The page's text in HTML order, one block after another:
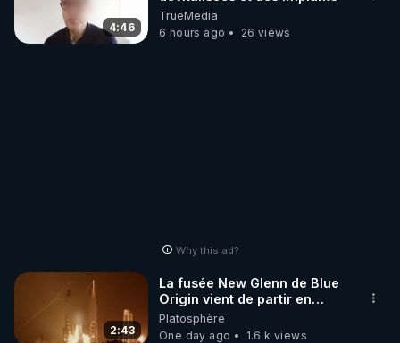
4:46
TrueMedia
6 hours ago
26 views
Why this ad?
2:43
La fusée New Glenn de Blue
Origin vient de partir en
fumée.
Platosphère
One day ago
1.6 k views